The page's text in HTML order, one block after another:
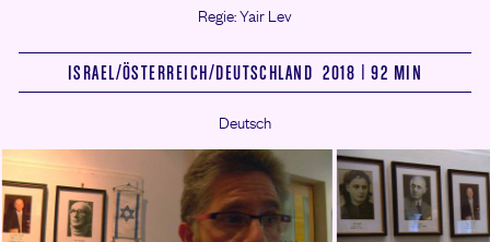
Regie: Yair Lev
ISRAEL/ÖSTERREICH/DEUTSCHLAND 2018 | 92 MIN
Deutsch